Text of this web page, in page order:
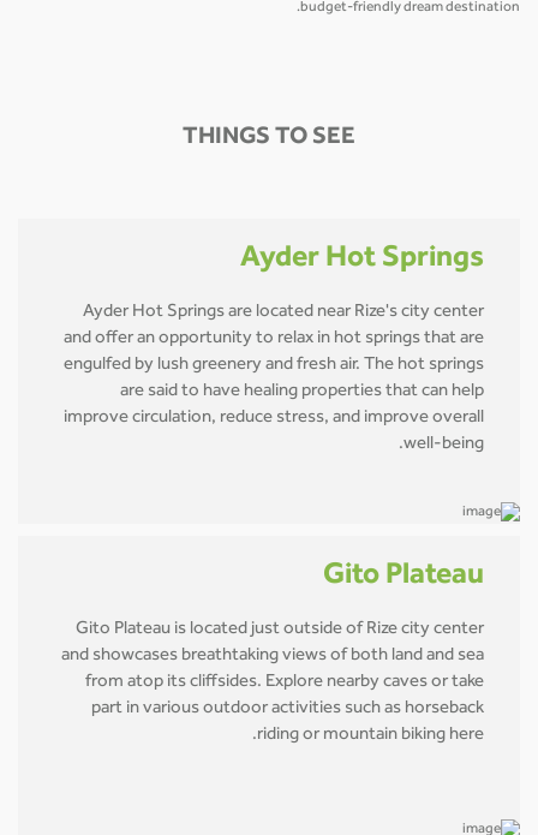
budget-friendly dream destination.
THINGS TO SEE
Ayder Hot Springs
Ayder Hot Springs are located near Rize's city center
and offer an opportunity to relax in hot springs that are
engulfed by lush greenery and fresh air. The hot springs
are said to have healing properties that can help
improve circulation, reduce stress, and improve overall
well-being.
Gito Plateau
Gito Plateau is located just outside of Rize city center
and showcases breathtaking views of both land and sea
from atop its cliffsides. Explore nearby caves or take
part in various outdoor activities such as horseback
riding or mountain biking here.